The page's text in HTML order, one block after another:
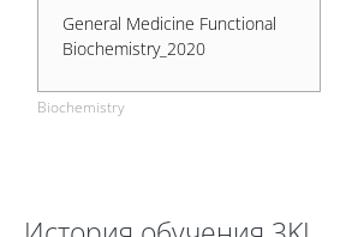
General Medicine Functional
Biochemistry_2020
Biochemistry